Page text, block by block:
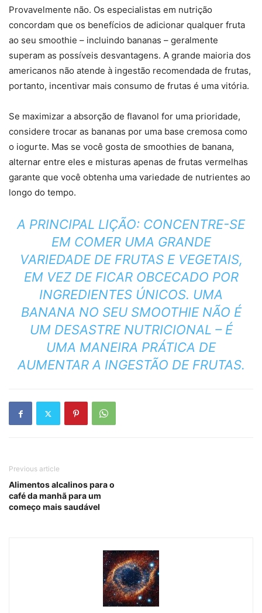
Provavelmente não. Os especialistas em nutrição
concordam que os benefícios de adicionar qualquer fruta
ao seu smoothie – incluindo bananas – geralmente
superam as possíveis desvantagens. A grande maioria dos
americanos não atende à ingestão recomendada de frutas,
portanto, incentivar mais consumo de frutas é uma vitória.
Se maximizar a absorção de flavanol for uma prioridade,
considere trocar as bananas por uma base cremosa como
o iogurte. Mas se você gosta de smoothies de banana,
alternar entre eles e misturas apenas de frutas vermelhas
garante que você obtenha uma variedade de nutrientes ao
longo do tempo.
A PRINCIPAL LIÇÃO: CONCENTRE-SE
EM COMER UMA GRANDE
VARIEDADE DE FRUTAS E VEGETAIS,
EM VEZ DE FICAR OBCECADO POR
INGREDIENTES ÚNICOS. UMA
BANANA NO SEU SMOOTHIE NÃO É
UM DESASTRE NUTRICIONAL – É
UMA MANEIRA PRÁTICA DE
AUMENTAR A INGESTÃO DE FRUTAS.
Previous article
Alimentos alcalinos para o
café da manhã para um
começo mais saudável